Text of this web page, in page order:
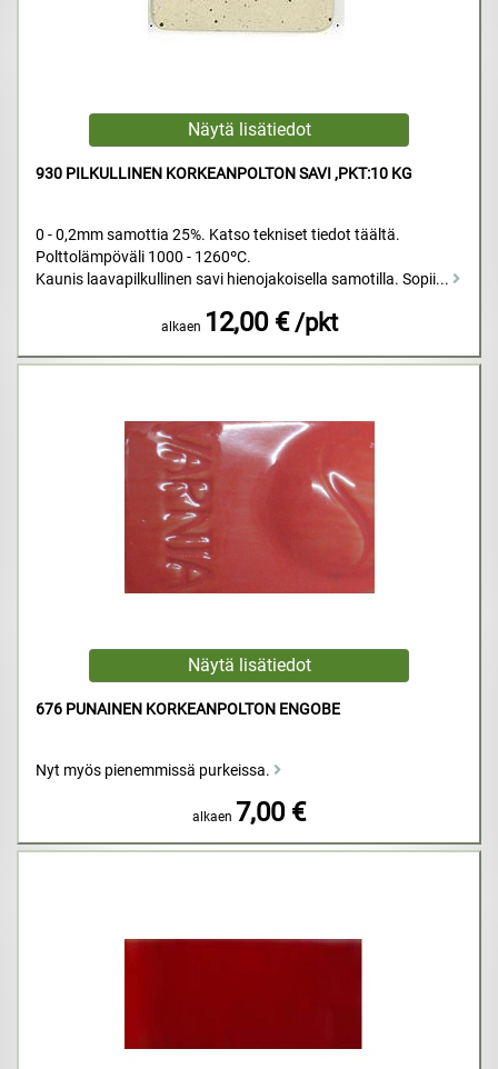
930 PILKULLINEN KORKEANPOLTON SAVI ,PKT:10 KG
0 - 0,2mm samottia 25%. Katso tekniset tiedot täältä.
Polttolämpöväli 1000 - 1260ºC.
Kaunis laavapilkullinen savi hienojakoisella samotilla. Sopii...
alkaen 12,00 € /pkt
676 PUNAINEN KORKEANPOLTON ENGOBE
Nyt myös pienemmissä purkeissa.
alkaen 7,00 €